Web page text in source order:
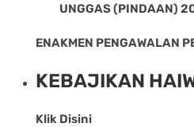
UNGGAS (PINDAAN)
ENAKMEN PENGAWALAN
KEBAJIKAN
Klik Disini